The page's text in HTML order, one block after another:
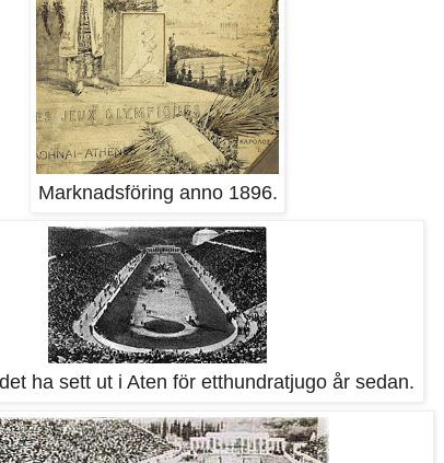
Marknadsföring anno 1896.
ha sett ut i Aten för etthundratjugo år sedan.